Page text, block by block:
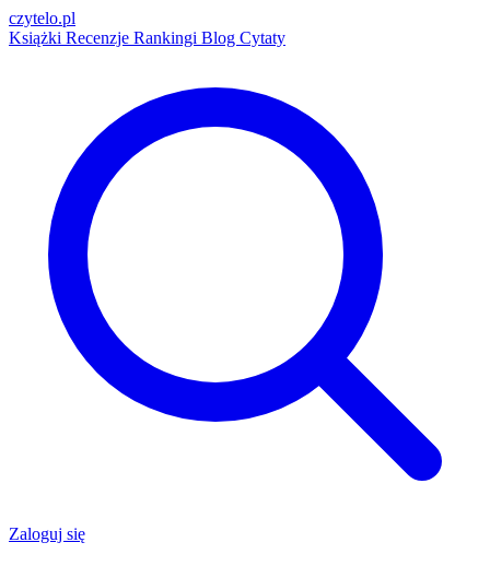
czytelo.pl
Książki Recenzje Rankingi Blog Cytaty
Zaloguj się